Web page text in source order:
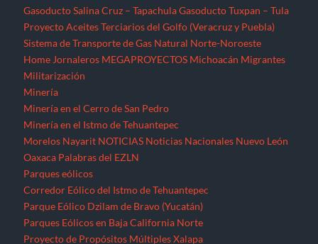
Corredor Eólico del Istmo de Tehuantepec
Parque Eólico Dzilam de Bravo (Yucatán)
Parques Eólicos en Baja California Norte
Proyecto de Propósitos Múltiples Xalapa
Proyecto Integral Morelos (PIM)
Proyectos Hídricos
Acueducto El Realito (SLP)
Acueducto Independencia (Sonora)
Acueducto Río San Pedro (Guerrero)
Hidroeléctrica La Parota (Guerrero)
Hidroeléctrica Las Cruces (Nayarit)
Hidroeléctrica Paso de la Reina (Oaxaca)
Hidroeléctrica Paso de la Reina (Oaxaca)
Hidroeléctricas en la Sierra Norte de Puebla
Presa La Maroma (SLP) Presa Los Pilares (Sonora)